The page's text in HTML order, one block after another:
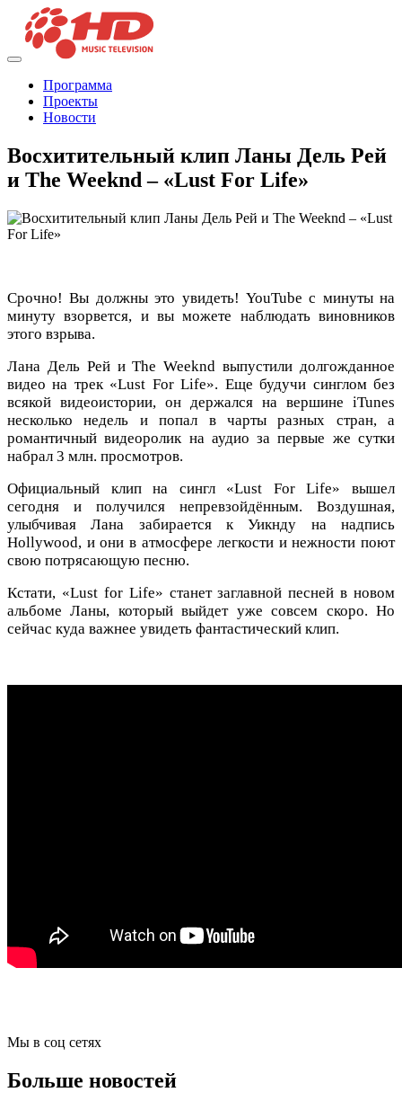
Программа
Проекты
Новости
Восхитительный клип Ланы Дель Рей
и The Weeknd – «Lust For Life»
Срочно! Вы должны это увидеть! YouTube с минуты на
минуту взорвется, и вы можете наблюдать виновников
этого взрыва.
Лана Дель Рей и The Weeknd выпустили долгожданное
видео на трек «Lust For Life». Еще будучи синглом без
всякой видеоистории, он держался на вершине iTunes
несколько недель и попал в чарты разных стран, а
романтичный видеоролик на аудио за первые же сутки
набрал 3 млн. просмотров.
Официальный клип на сингл «Lust For Life» вышел
сегодня и получился непревзойдённым. Воздушная,
улыбчивая Лана забирается к Уикнду на надпись
Hollywood, и они в атмосфере легкости и нежности поют
свою потрясающую песню.
Кстати, «Lust for Life» станет заглавной песней в новом
альбоме Ланы, который выйдет уже совсем скоро. Но
сейчас куда важнее увидеть фантастический клип.
Мы в соц сетях
Больше новостей